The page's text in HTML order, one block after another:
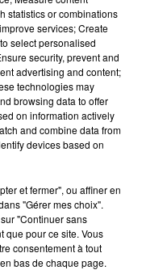
brune sort des
à Strasbourg :
réagit
statistics or combinations
services; Create
select personalised
security, prevent and
advertising and content;
technologies may
browsing data to offer
on information actively
and combine data from
devices based on
et fermer", ou affiner en
"Gérer mes choix".
"Continuer sans
que pour ce site. Vous
consentement à tout
bas de chaque page.